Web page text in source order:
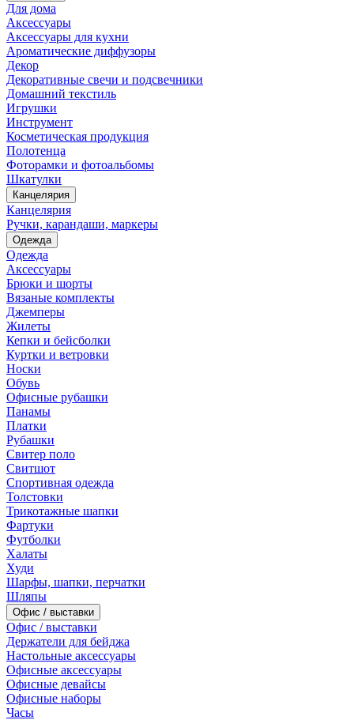
Для дома
Аксессуары
Аксессуары для кухни
Ароматические диффузоры
Декор
Декоративные свечи и подсвечники
Домашний текстиль
Игрушки
Инструмент
Косметическая продукция
Полотенца
Фоторамки и фотоальбомы
Шкатулки
Канцелярия
Канцелярия
Ручки, карандаши, маркеры
Одежда
Одежда
Аксессуары
Брюки и шорты
Вязаные комплекты
Джемперы
Жилеты
Кепки и бейсболки
Куртки и ветровки
Носки
Обувь
Офисные рубашки
Панамы
Платки
Рубашки
Свитер поло
Свитшот
Спортивная одежда
Толстовки
Трикотажные шапки
Фартуки
Футболки
Халаты
Худи
Шарфы, шапки, перчатки
Шляпы
Офис / выставки
Офис / выставки
Держатели для бейджа
Настольные аксессуары
Офисные аксессуары
Офисные девайсы
Офисные наборы
Часы